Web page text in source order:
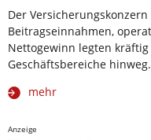
Der
Beitragseinnahmen,
Nettogewinn legten
Geschäftsbereiche hinweg.
mehr
Anzeige